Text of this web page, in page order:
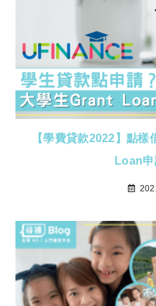
【學費貸款2022】點
Loan申